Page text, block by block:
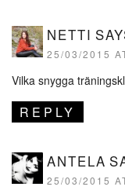
NETTI
25/03/2015
Vilka snygga
REPLY
ANTELA
25/03/2015